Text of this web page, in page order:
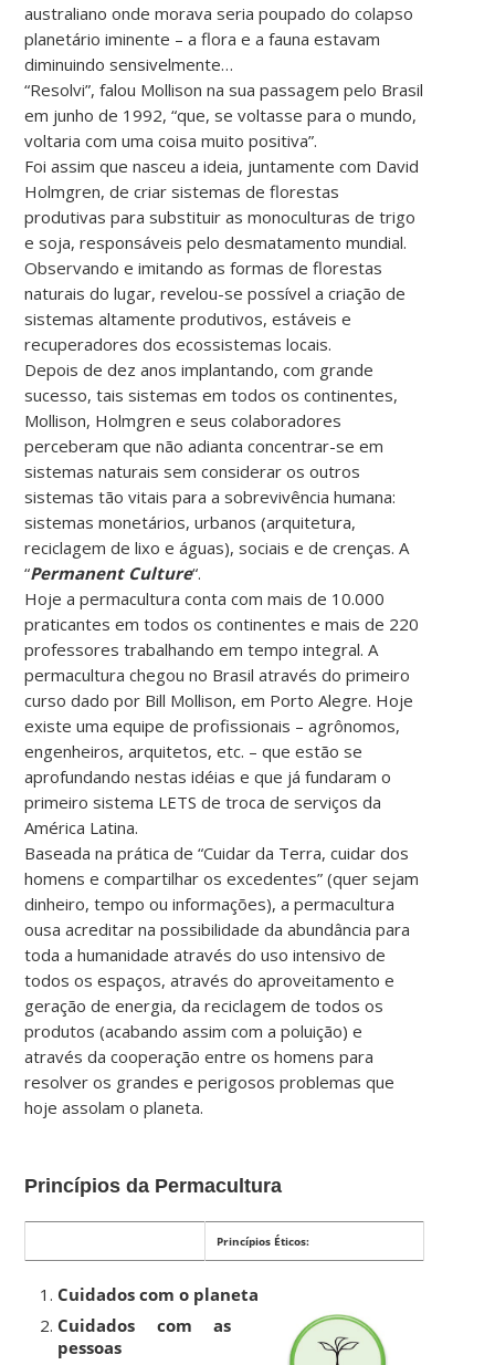
australiano onde morava seria poupado do colapso
planetário iminente – a flora e a fauna estavam
diminuindo sensivelmente…
“Resolvi”, falou Mollison na sua passagem pelo Brasil
em junho de 1992, “que, se voltasse para o mundo,
voltaria com uma coisa muito positiva”.
Foi assim que nasceu a ideia, juntamente com David
Holmgren, de criar sistemas de florestas
produtivas para substituir as monoculturas de trigo
e soja, responsáveis pelo desmatamento mundial.
Observando e imitando as formas de florestas
naturais do lugar, revelou-se possível a criação de
sistemas altamente produtivos, estáveis e
recuperadores dos ecossistemas locais.
Depois de dez anos implantando, com grande
sucesso, tais sistemas em todos os continentes,
Mollison, Holmgren e seus colaboradores
perceberam que não adianta concentrar-se em
sistemas naturais sem considerar os outros
sistemas tão vitais para a sobrevivência humana:
sistemas monetários, urbanos (arquitetura,
reciclagem de lixo e águas), sociais e de crenças. A
“Permanent Culture“.
Hoje a permacultura conta com mais de 10.000
praticantes em todos os continentes e mais de 220
professores trabalhando em tempo integral. A
permacultura chegou no Brasil através do primeiro
curso dado por Bill Mollison, em Porto Alegre. Hoje
existe uma equipe de profissionais – agrônomos,
engenheiros, arquitetos, etc. – que estão se
aprofundando nestas idéias e que já fundaram o
primeiro sistema LETS de troca de serviços da
América Latina.
Baseada na prática de “Cuidar da Terra, cuidar dos
homens e compartilhar os excedentes” (quer sejam
dinheiro, tempo ou informações), a permacultura
ousa acreditar na possibilidade da abundância para
toda a humanidade através do uso intensivo de
todos os espaços, através do aproveitamento e
geração de energia, da reciclagem de todos os
produtos (acabando assim com a poluição) e
através da cooperação entre os homens para
resolver os grandes e perigosos problemas que
hoje assolam o planeta.
Princípios da Permacultura
Princípios Éticos:
Cuidados com o planeta
Cuidados com as
pessoas